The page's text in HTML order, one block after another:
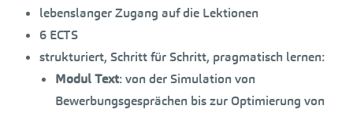
lebenslanger Zugang auf die Lektionen
6 ECTS
strukturiert, Schritt für Schritt, pragmatisch lernen:
Modul Text: von der Simulation von
Bewerbungsgesprächen bis zur Optimierung von